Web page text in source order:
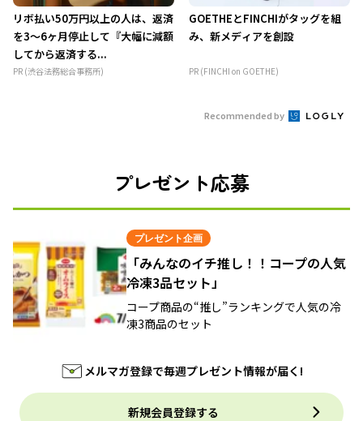
リボ払い50万円以上の人は、返済
を3～6ヶ月停止して『大幅に減額
してから返済する...
PR (渋谷法務総合事務所)
GOETHEとFINCHIがタッグを組
み、新メディアを創設
PR (FINCHI on GOETHE)
Recommended by
プレゼント応募
プレゼント企画
「みんなのイチ推し！！コープの人気
冷凍3品セット」
コープ商品の“推し”ランキングで人気の冷
凍3商品のセット
メルマガ登録で毎週プレゼント情報が届く!
新規会員登録する